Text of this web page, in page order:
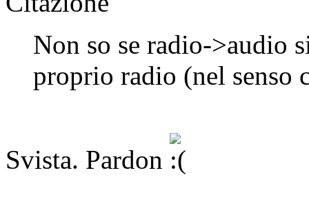
Non so se radio->audio
proprio radio (nel senso
Svista. Pardon